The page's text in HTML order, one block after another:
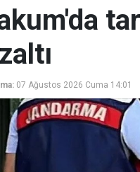
07 Ağustos 2026 Cuma 14:01